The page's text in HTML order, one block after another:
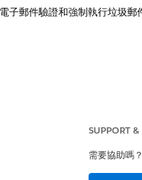
郵件驗證和強制執行垃圾郵
是
SUPPORT &
需要協助嗎